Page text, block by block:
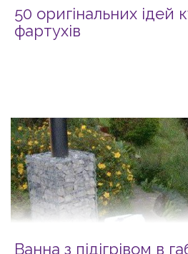
50 оригінальних ідей
фартухів
Ванна з підігрівом в